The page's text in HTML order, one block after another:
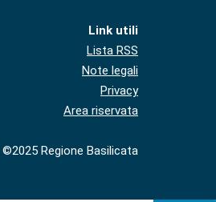
Link utili
Lista RSS
Note legali
Privacy
Area riservata
©2025 Regione Basilicata